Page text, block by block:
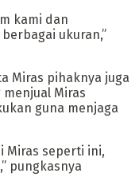
kami dan
ukuran,”
Miras pihaknya juga
Miras
guna menjaga
Miras seperti ini,
pungkasnya